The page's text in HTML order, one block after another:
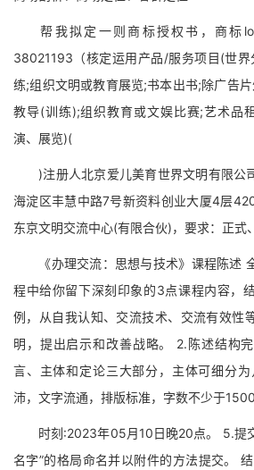
帮我拟定一则商标授权书，商标
38021193（核定运用产品/服务项目(世
练;组织文明或教育展览;书本出书;除广告
教导(训练);组织教育或文娱比赛;艺术品
演、展览)(
)注册人北京爱儿美育世界文明有限公
海淀区丰慧中路7号新资料创业大厦4层
东京文明交流中心(有限合伙)，要求：正式
《办理交流：思想与技术》课程陈述
程中给你留下深刻印象的3点课程内容，
例，从自我认知、交流技术、交流有效性
明，提出启示和改善战略。 2.陈述结构
言、主体和定论三大部分，主体可细分
沛，文字流通，排版标准，字数不少于
时刻:2023年05月10日晚20点。 5.提
名字”的格局命名并以附件的方法提交。